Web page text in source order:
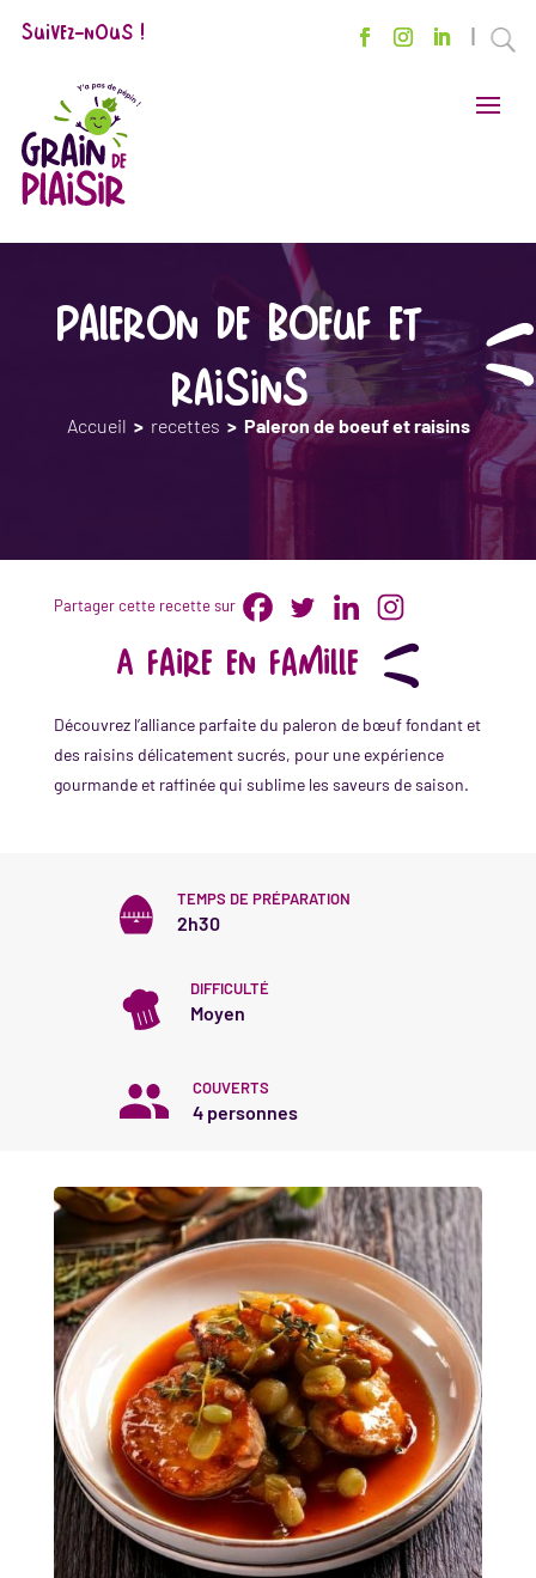
Suivez-nous ! U
Paleron de boeuf et
raisins
Accueil > recettes > Paleron de boeuf et raisins
Partager cette recette sur
A faire en famille
Découvrez l’alliance parfaite du paleron de bœuf fondant et
des raisins délicatement sucrés, pour une expérience
gourmande et raffinée qui sublime les saveurs de saison.
TEMPS DE PRÉPARATION
2h30
DIFFICULTÉ
Moyen
COUVERTS
4 personnes